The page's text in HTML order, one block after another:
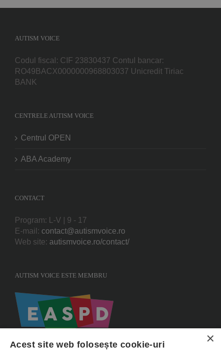
AUTISM VOICE
Codul fiscal: CIF 23830437 Contul bancar:
RO49BACX0000000968803037 Unicredit Tiriac
BANK
CENTRELE AUTISM VOICE
Centrul OPEN
ABA Academy
CONTACT
Program: L-V | 9 - 17
E-mail: contact@autismvoice.ro
Web site: autismvoice.ro/contact/
AUTISM VOICE ESTE MEMBRU
×
Acest site web folosește cookie-uri